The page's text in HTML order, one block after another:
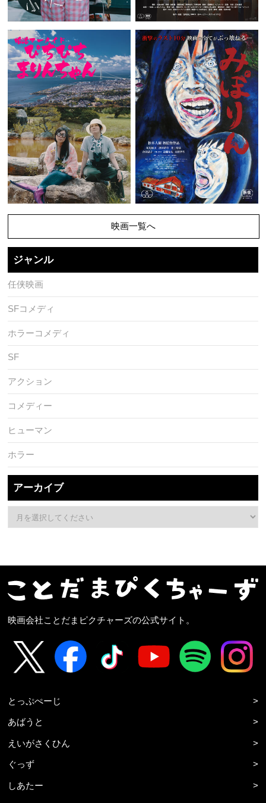
映画一覧へ
ジャンル
任侠映画
SFコメディ
ホラーコメディ
SF
アクション
コメディー
ヒューマン
ホラー
アーカイブ
映画会社ことだまピクチャーズの公式サイト。
とっぷぺーじ >
あばうと >
えいがさくひん >
ぐっず >
しあたー >